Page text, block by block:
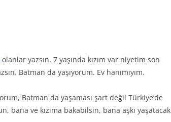
olanlar yazsın. 7 yaşında kızım var niyetim son
Batman da yaşıyorum. Ev hanımıyım.
Batman da yaşaması şart değil Türkiye’de
ve kızıma bakabilsin, bana aşkı yaşatacak